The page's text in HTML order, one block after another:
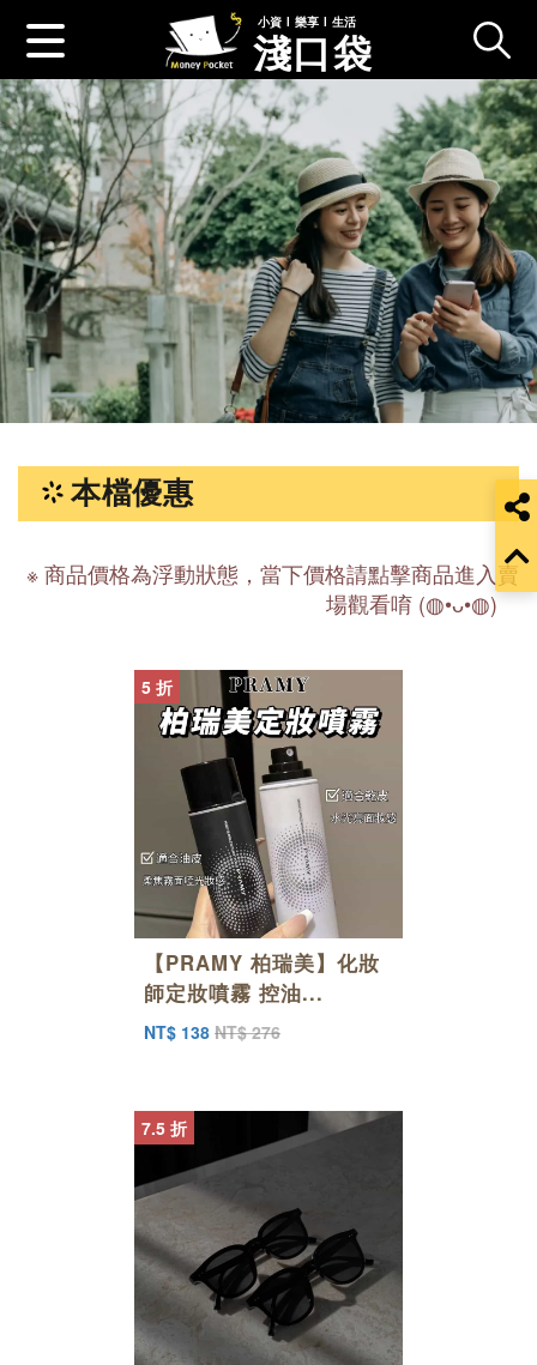
小資 l 樂享 l 生活
淺口袋
本檔優惠
※ 商品價格為浮動狀態，當下價格請點擊商品進入賣
場觀看唷 (◍•ᴗ•◍)ゝ
5 折
【PRAMY 柏瑞美】化妝
師定妝噴霧 控油...
NT$ 138 NT$ 276
7.5 折